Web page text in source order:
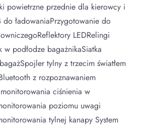
powietrzne przednie dla kierowcy i
do ładowaniaPrzygotowanie do
LEDRelingi
w podłodze bagażnikaSiatka
tylny z trzecim światłem
z rozpoznawaniem
monitorowania ciśnienia w
poziomu uwagi
tylnej kanapy System